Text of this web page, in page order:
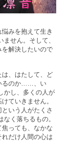
みを抱えて生き
せん。そして、
解決したいので
は、はたして、ど
るのか……、い
かし、多くの人が
ていきません。
いう人がたくさ
く落ちるもの。
っても、なかな
だけ人間の心は